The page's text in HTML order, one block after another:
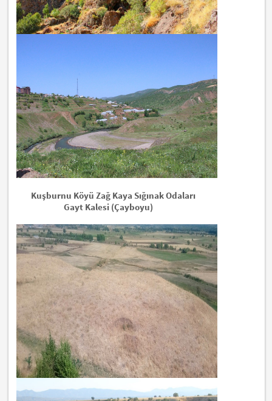
Kuşburnu Köyü Zağ Kaya Sığınak Odaları
Gayt Kalesi (Çayboyu)